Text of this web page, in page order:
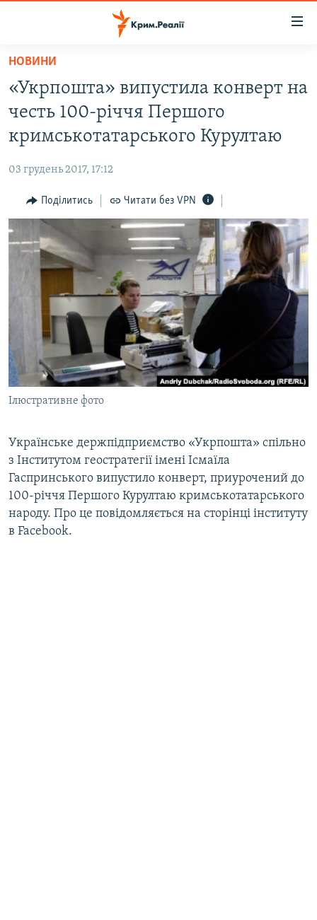
Перейти
основного
матеріалу
до
основної
навігації
Перейти
до
пошуку
ВОДА.КРИМ
ВІДЕО ТА ФОТО
БЛОГИ
ПОГЛЯД
ІНТЕРВ'Ю
ВСЕ ЗА ДЕНЬ
СПЕЦПРОЕКТИ
ВІДЕОУРОКИ «ELIFBE»
СВІДЧЕННЯ ОКУПАЦІЇ
УКРАЇНСЬКА ПРОБЛЕМА КРИМУ
ІНФОГРАФІКА
ЯК ОБІЙТИ БЛОКУВАННЯ
Русский
Qırımtatar
ДОЛУЧАЙСЯ!
Усі сайти RFE/RL
НОВИНИ
«Укрпошта» випустила конверт на
честь 100-річчя Першого
кримськотатарського Курултаю
03 грудень 2017, 17:12
Поділитись Читати без VPN
Ілюстративне фото
Українське держпідприємство «Укрпошта» спільно
з Інститутом геостратегії імені Ісмаїла
Гаспринського випустило конверт, приурочений до
100-річчя Першого Курултаю кримськотатарського
народу. Про це повідомляється на сторінці інституту
в Facebook.